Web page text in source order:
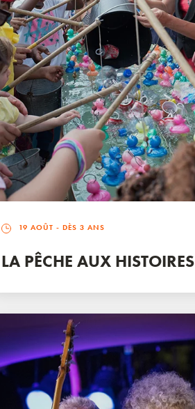
19 AOÛT - DÈS 3 ANS
LA PÊCHE AUX HISTOIRES